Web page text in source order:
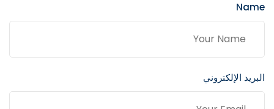
Name
البريد الإلكتروني